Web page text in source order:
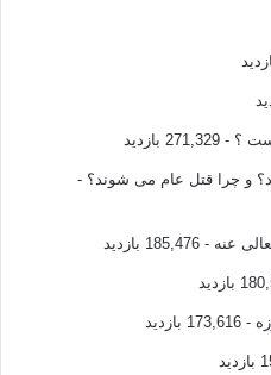
؟ - 271,329 بازدید
و چرا قتل عام می شوند؟ -
عنه - 185,476 بازدید
- 173,616 بازدید